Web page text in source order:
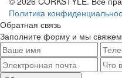
Политика
Обратная связь
Заполните форму и мы